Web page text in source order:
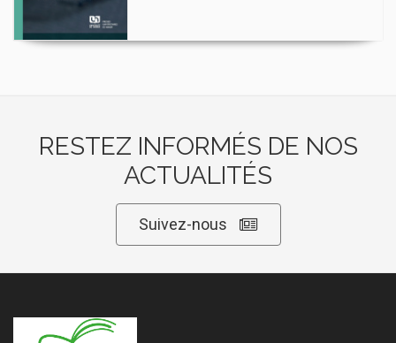
RESTEZ INFORMÉS DE NOS
ACTUALITÉS
Suivez-nous